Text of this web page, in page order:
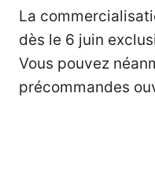
La
dès le 6 juin
Vous pouvez
précommandes